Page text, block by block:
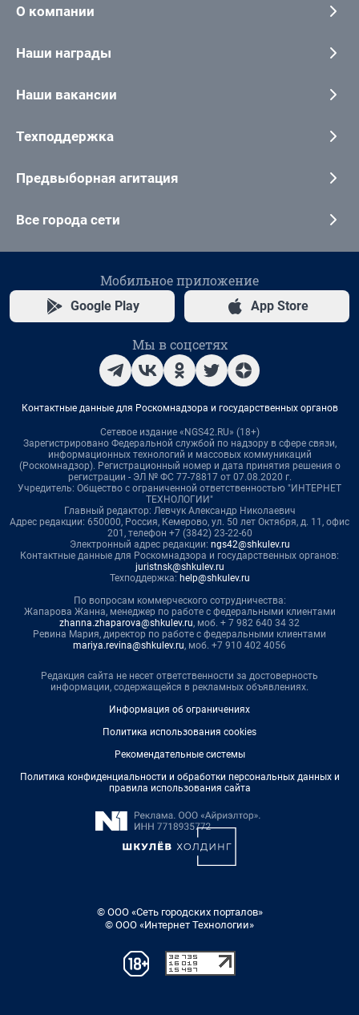
О компании
Наши награды
Наши вакансии
Техподдержка
Предвыборная агитация
Все города сети
Мобильное приложение
Google Play App Store
Мы в соцсетях
Контактные данные для Роскомнадзора и государственных органов
Сетевое издание «NGS42.RU» (18+)
Зарегистрировано Федеральной службой по надзору в сфере связи,
информационных технологий и массовых коммуникаций
(Роскомнадзор). Регистрационный номер и дата принятия решения о
регистрации - ЭЛ № ФС 77-78817 от 07.08.2020 г.
Учредитель: Общество с ограниченной ответственностью "ИНТЕРНЕТ
ТЕХНОЛОГИИ"
Главный редактор: Левчук Александр Николаевич
Адрес редакции: 650000, Россия, Кемерово, ул. 50 лет Октября, д. 11, офис
201, телефон +7 (3842) 23-22-60
Электронный адрес редакции: ngs42@shkulev.ru
Контактные данные для Роскомнадзора и государственных органов:
juristnsk@shkulev.ru
Техподдержка: help@shkulev.ru
По вопросам коммерческого сотрудничества:
Жапарова Жанна, менеджер по работе с федеральными клиентами
zhanna.zhaparova@shkulev.ru, моб. + 7 982 640 34 32
Ревина Мария, директор по работе с федеральными клиентами
mariya.revina@shkulev.ru, моб. +7 910 402 4056
Редакция сайта не несет ответственности за достоверность
информации, содержащейся в рекламных объявлениях.
Информация об ограничениях
Политика использования cookies
Рекомендательные системы
Политика конфиденциальности и обработки персональных данных и
правила использования сайта
© ООО «Сеть городских порталов»
© ООО «Интернет Технологии»